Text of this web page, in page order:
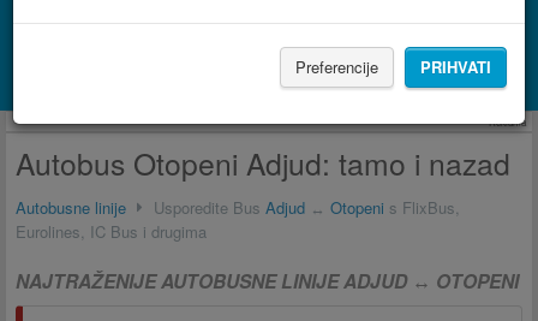
Preferencije PRIHVATI
Potraži smještaj s Booking.com
Reklama
Autobus Otopeni Adjud: tamo i nazad
Autobusne linije Usporedite Bus Adjud ↔ Otopeni s FlixBus,
Eurolines, IC Bus i drugima
NAJTRAŽENIJE AUTOBUSNE LINIJE ADJUD ↔ OTOPENI